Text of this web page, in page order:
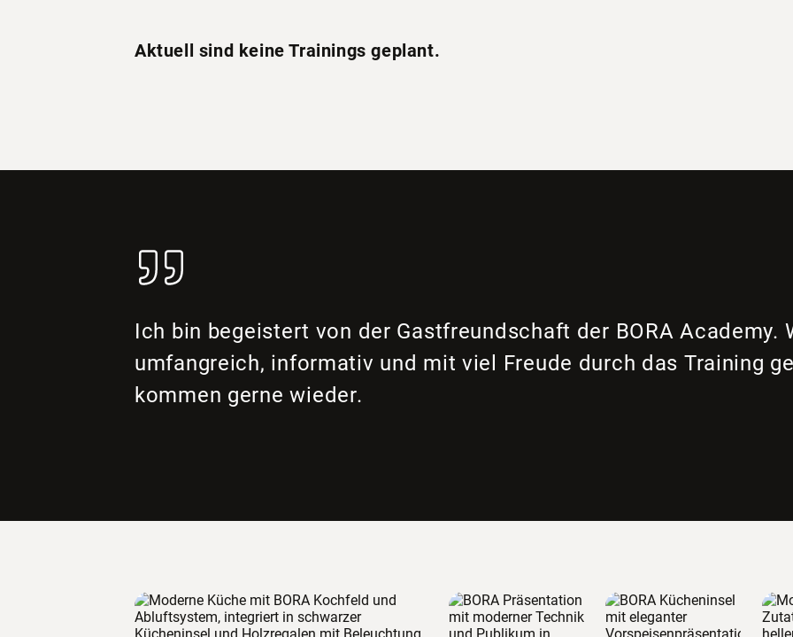
Aktuell sind keine Trainings geplant.
Ich bin begeistert von der Gastfreundschaft der BORA Academy.
umfangreich, informativ und mit viel Freude durch das Training
kommen gerne wieder.